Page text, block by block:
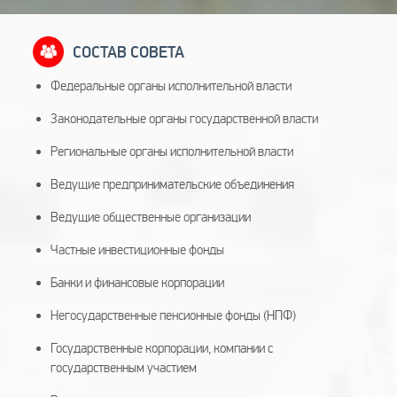
СОСТАВ СОВЕТА
Федеральные органы исполнительной власти
Законодательные органы государственной власти
Региональные органы исполнительной власти
Ведущие предпринимательские объединения
Ведущие общественные организации
Частные инвестиционные фонды
Банки и финансовые корпорации
Негосударственные пенсионные фонды (НПФ)
Государственные корпорации, компании с
государственным участием